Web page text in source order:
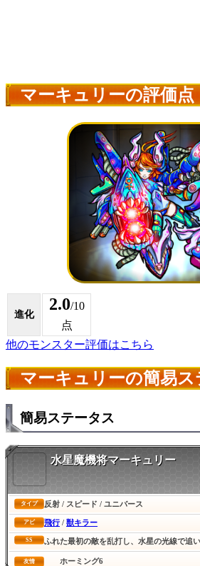
マーキュリーの評価点
進化
2.0/10
点
他のモンスター評価はこちら
マーキュリーの簡易
簡易ステータス
水星魔機将マーキュリー
タイプ 反射 / スピード / ユニバース
アビ 飛行 / 獣キラー
SS ふれた最初の敵を乱打し、水星の光線で追
友情 ホーミング6